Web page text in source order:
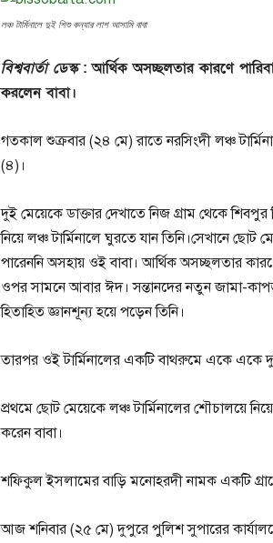
লঞ্চ টার্মিনালে দুই শিশু কন্যার লাশ আসামি বাবা
বিশ্ববার্তা ডেস্ক: আর্থিক অসচ্ছলতার কারণে
করলেন বাবা।
গতকাল শুক্রবার (২৪ মে) রাতে নরসিংদী লঞ্চ
(৪)।
দুই মেয়েকে ডাক্তার দেখাতে নিজ গ্রাম থেকে
নিয়ে লঞ্চ টার্মিনালে ঘুরতে যান তিনি।সেখানে ছোট
পারেননি অসহায় ওই বাবা। আর্থিক অসচ্ছলতার
ওপর সামনে আবার ঈদ। সন্তানদের নতুন জামা-
হিতাহিত জ্ঞানশূন্য হয়ে পড়েন তিনি।
তারপর ওই টার্মিনালের একটি বাথরুমে একে একে
প্রথমে ছোট মেয়েকে লঞ্চ টার্মিনালের শৌচালয়ে
করেন বাবা।
শফিকুল ইসলামের বাড়ি মনোহরদী নামক একটি
আজ শনিবার (২৫ মে) দুপুরে পুলিশ সুপারের